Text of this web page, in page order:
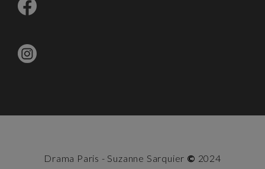
Drama Paris - Suzanne Sarquier © 2024